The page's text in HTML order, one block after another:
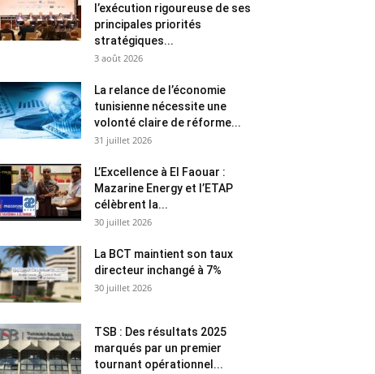
l’exécution rigoureuse de ses
principales priorités
stratégiques...
3 août 2026
La relance de l’économie
tunisienne nécessite une
volonté claire de réforme...
31 juillet 2026
L’Excellence à El Faouar :
Mazarine Energy et l’ETAP
célèbrent la...
30 juillet 2026
La BCT maintient son taux
directeur inchangé à 7%
30 juillet 2026
TSB : Des résultats 2025
marqués par un premier
tournant opérationnel...